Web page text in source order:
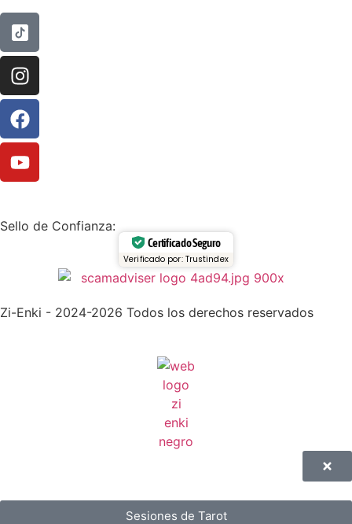
Sello de Confianza:
Certificado Seguro
Verificado por: Trustindex
Zi-Enki - 2024-2026 Todos los derechos reservados
Sesiones de Tarot